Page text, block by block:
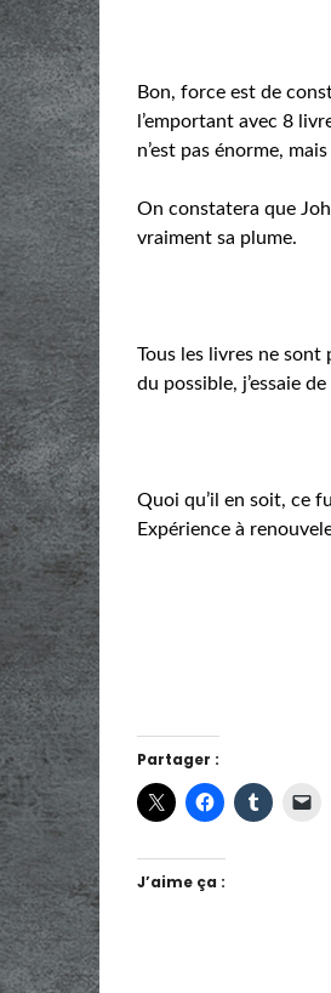
Bon, force est de
l’emportant avec 8
n’est pas énorme,
On constatera que
vraiment sa plume.
Tous les livres ne sont
du possible, j’essaie
Quoi qu’il en soit, ce
Expérience à
Partager :
J’aime ça :